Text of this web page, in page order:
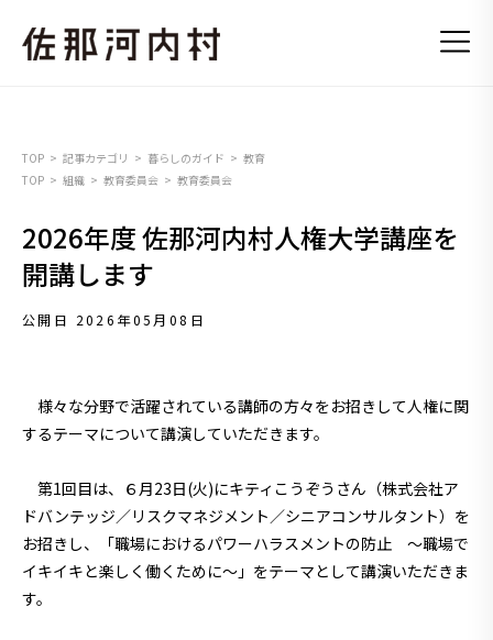
TOP 記事カテゴリ 暮らしのガイド
教育
TOP
組織 教育委員会 教育委員会
2026年度 佐那河内村人権大学講座を
開講します
公開日 2026年05月08日
様々な分野で活躍されている講師の方々をお招きして人権に関
するテーマについて講演していただきます。
第1回目は、６月23日(火)にキティこうぞうさん（株式会社ア
ドバンテッジ／リスクマネジメント／シニアコンサルタント）を
お招きし、「職場におけるパワーハラスメントの防止 ～職場で
イキイキと楽しく働くために～」をテーマとして講演いただきま
す。